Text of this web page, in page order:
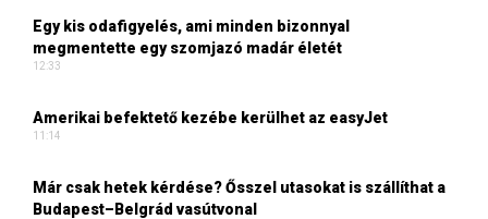
Egy kis odafigyelés, ami minden bizonnyal
megmentette egy szomjazó madár életét
12:33
Amerikai befektető kezébe kerülhet az easyJet
11:14
Már csak hetek kérdése? Ősszel utasokat is szállíthat a
Budapest–Belgrád vasútvonal